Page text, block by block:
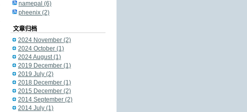
namepal (6)
pheenix (2)
文章归档
2024 November (2)
2024 October (1)
2024 August(1)
2019 December (1)
2019 July (2)
2018 December (1)
2015 December (2)
2014 September (2)
2014 July (1)